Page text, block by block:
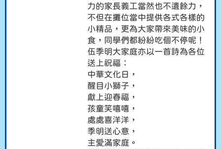
力的家長義工當然也不遺餘力，
不但在攤位當中提供各式各樣的
小精品，更為大家帶來美味的小
食，同學們都紛紛吃個不停呢！
伍季明大家庭亦以一首詩為各位
送上祝福：
中華文化日，
醒目小獅子，
獻上迎春福，
孩童笑嘻嘻，
處處喜洋洋，
季明送心意，
主愛滿家庭。